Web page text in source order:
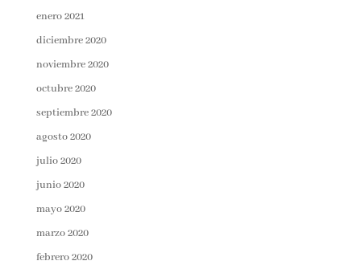
enero 2021
diciembre 2020
noviembre 2020
octubre 2020
septiembre 2020
agosto 2020
julio 2020
junio 2020
mayo 2020
marzo 2020
febrero 2020